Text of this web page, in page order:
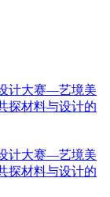
计大赛—艺境美
探材料与设计的
计大赛—艺境美
探材料与设计的